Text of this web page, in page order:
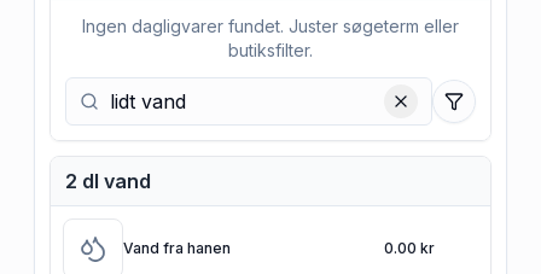
Ingen dagligvarer fundet. Juster søgeterm eller
butiksfilter.
Filtre
2 dl vand
Vand fra hanen 0.00 kr